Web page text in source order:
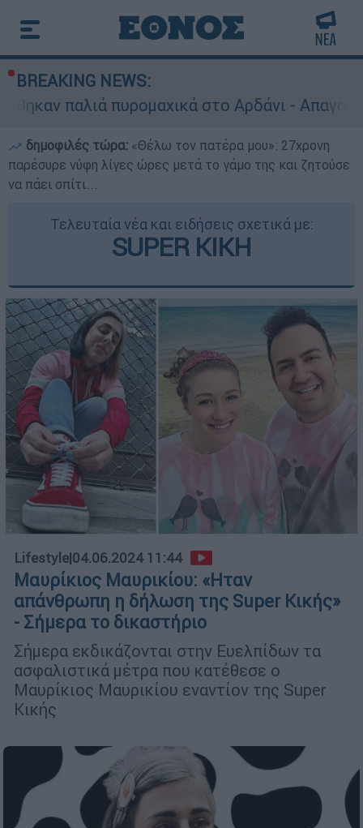
BREAKING NEWS:
πυρομαχικά στο Αρδάνι - Απαγορεύτηκε η
δημοφιλές τώρα: «Θέλω τον πατέρα μου»: 27χρονη
παρέσυρε νύφη λίγες ώρες μετά το γάμο της και ζητούσε
να πάει σπίτι...
Τελευταία νέα και ειδήσεις σχετικά με:
SUPER ΚΙΚΗ
Lifestyle|04.06.2024 11:44
Μαυρίκιος Μαυρικίου: «Hταν
απάνθρωπη η δήλωση της Super Κικής»
- Σήμερα το δικαστήριο
Σήμερα εκδικάζονται στην Ευελπίδων τα
ασφαλιστικά μέτρα που κατέθεσε ο
Μαυρίκιος Μαυρικίου εναντίον της Super
Κικής